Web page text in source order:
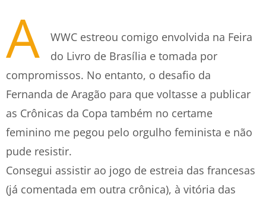
A
WWC estreou comigo envolvida na Feira
do Livro de Brasília e tomada por
compromissos. No entanto, o desafio da
Fernanda de Aragão para que voltasse a publicar
as Crônicas da Copa também no certame
feminino me pegou pelo orgulho feminista e não
pude resistir.
Consegui assistir ao jogo de estreia das francesas
(já comentada em outra crônica), à vitória das